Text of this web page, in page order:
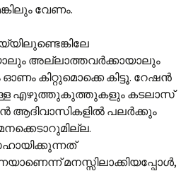
വേണം.
അല്ലാത്തവര്‍ക്കായാലും
കിറ്റുമൊക്കെ കിട്ടൂ. റേഷന്‍
എഴുത്തുകുത്തുകളും കടലാസ്
ആദിവാസികളില്‍ പലര്‍ക്കും
മനസ്സിലാക്കിയപ്പോള്‍,